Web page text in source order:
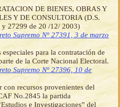
DE BIENES, OBRAS Y
Y DE CONSULTORIA (D.S.
27299 de 20 /12/ 2003)
Supremo Nº 27391, 3 de marzo
especiales para la contratación de
de la Corte Nacional Electoral.
Supremo Nº 27396, 10 de
con recursos provenientes del
No.2845 la partida
e Investigaciones” del